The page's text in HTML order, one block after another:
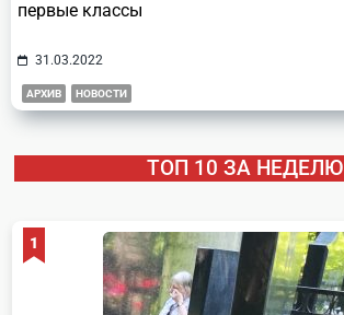
первые классы
31.03.2022
АРХИВ НОВОСТИ
ТОП 10 ЗА НЕДЕЛЮ